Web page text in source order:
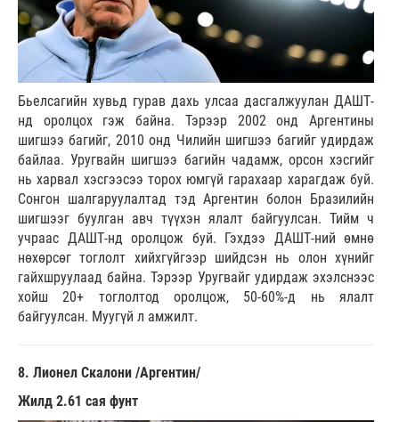
Бьелсагийн хувьд гурав дахь улсаа дасгалжуулан ДАШТ-
нд оролцох гэж байна. Тэрээр 2002 онд Аргентины
шигшээ багийг, 2010 онд Чилийн шигшээ багийг удирдаж
байлаа. Уругвайн шигшээ багийн чадамж, орсон хэсгийг
нь харвал хэсгээсээ торох юмгүй гарахаар харагдаж буй.
Сонгон шалгаруулалтад тэд Аргентин болон Бразилийн
шигшээг буулган авч түүхэн ялалт байгуулсан. Тийм ч
учраас ДАШТ-нд оролцож буй. Гэхдээ ДАШТ-ний өмнө
нөхөрсөг тоглолт хийхгүйгээр шийдсэн нь олон хүнийг
гайхшруулаад байна. Тэрээр Уругвайг удирдаж эхэлснээс
хойш 20+ тоглолтод оролцож, 50-60%-д нь ялалт
байгуулсан. Муугүй л амжилт.
8. Лионел Скалони /Аргентин/
Жилд 2.61 сая фунт